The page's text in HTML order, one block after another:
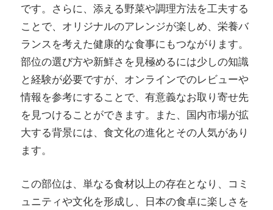
です。さらに、添える野菜や調理方法を工夫する
ことで、オリジナルのアレンジが楽しめ、栄養バ
ランスを考えた健康的な食事にもつながります。
部位の選び方や新鮮さを見極めるには少しの知識
と経験が必要ですが、オンラインでのレビューや
情報を参考にすることで、有意義なお取り寄せ先
を見つけることができます。また、国内市場が拡
大する背景には、食文化の進化とその人気があり
ます。
この部位は、単なる食材以上の存在となり、コミ
ュニティや文化を形成し、日本の食卓に楽しさを